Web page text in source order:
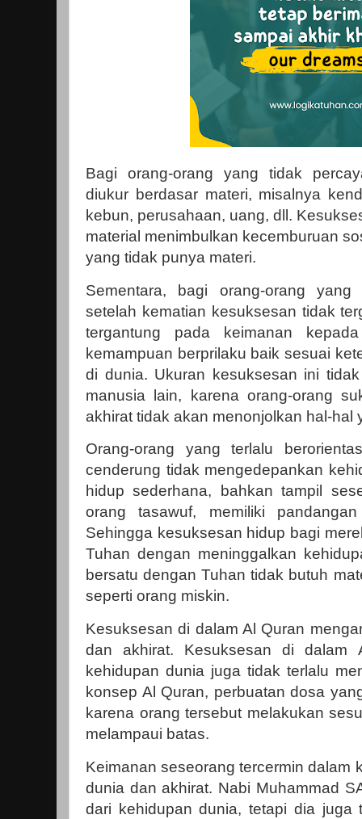
Bagi orang-orang yang tidak
diukur berdasar materi, misalnya
kebun, perusahaan, uang, dll.
material menimbulkan kecemburuan
yang tidak punya materi.
Sementara, bagi orang-orang
setelah kematian kesuksesan tidak
tergantung pada keimanan
kemampuan berprilaku baik sesuai
di dunia. Ukuran kesuksesan ini
manusia lain, karena orang-orang
akhirat tidak akan menonjolkan hal-hal
Orang-orang yang terlalu
cenderung tidak mengedepankan
hidup sederhana, bahkan tampil
orang tasawuf, memiliki
Sehingga kesuksesan hidup bagi
Tuhan dengan meninggalkan
bersatu dengan Tuhan tidak butuh
seperti orang miskin.
Kesuksesan di dalam Al Quran
dan akhirat. Kesuksesan di dalam
kehidupan dunia juga tidak terlalu
konsep Al Quran, perbuatan dosa
karena orang tersebut melakukan
melampaui batas.
Keimanan seseorang tercermin dalam
dunia dan akhirat. Nabi Muhammad
dari kehidupan dunia, tetapi dia juga